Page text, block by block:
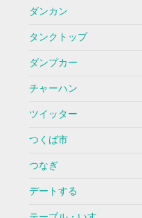
ダンカン
タンクトップ
ダンプカー
チャーハン
ツイッター
つくば市
つなぎ
デートする